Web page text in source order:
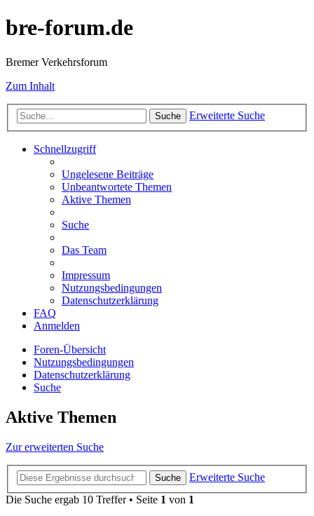
bre-forum.de
Bremer Verkehrsforum
Zum Inhalt
Suche Erweiterte Suche
Schnellzugriff
Ungelesene Beiträge
Unbeantwortete Themen
Aktive Themen
Suche
Das Team
Impressum
Nutzungsbedingungen
Datenschutzerklärung
FAQ
Anmelden
Foren-Übersicht
Nutzungsbedingungen
Datenschutzerklärung
Suche
Aktive Themen
Zur erweiterten Suche
Suche
Erweiterte Suche
Die Suche ergab 10 Treffer • Seite 1 von 1